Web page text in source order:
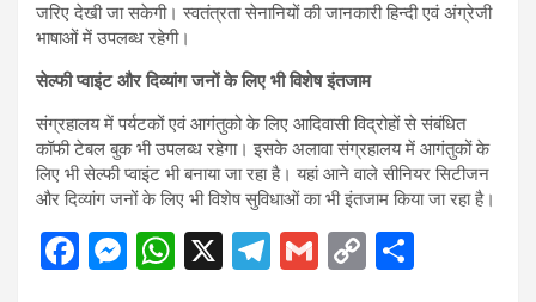
जरिए देखी जा सकेगी। स्वतंत्रता सेनानियों की जानकारी हिन्दी एवं अंग्रेजी
भाषाओं में उपलब्ध रहेगी।
सेल्फी प्वाइंट और दिव्यांग जनों के लिए भी विशेष इंतजाम
संग्रहालय में पर्यटकों एवं आगंतुको के लिए आदिवासी विद्रोहों से संबंधित
कॉफी टेबल बुक भी उपलब्ध रहेगा। इसके अलावा संग्रहालय में आगंतुकों के
लिए भी सेल्फी प्वाइंट भी बनाया जा रहा है। यहां आने वाले सीनियर सिटीजन
और दिव्यांग जनों के लिए भी विशेष सुविधाओं का भी इंतजाम किया जा रहा है।
F
M W X
T
G
C